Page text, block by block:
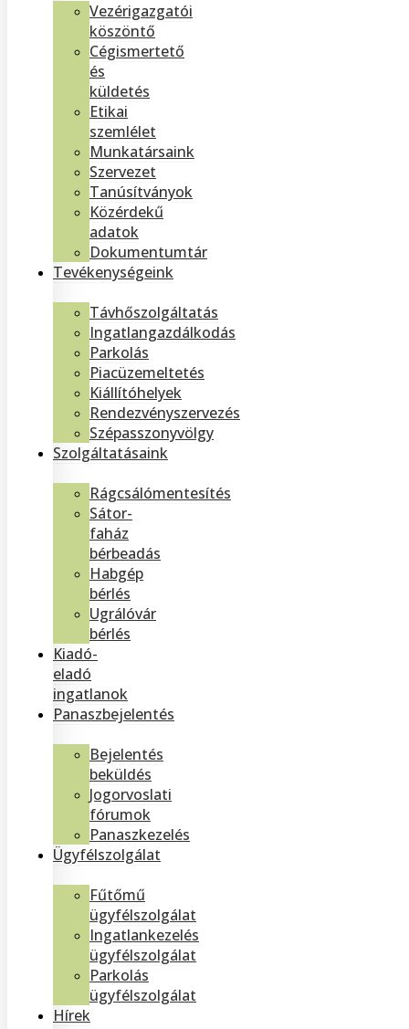
Vezérigazgatói
köszöntő
Cégismertető
és
küldetés
Etikai
szemlélet
Munkatársaink
Szervezet
Tanúsítványok
Közérdekű
adatok
Dokumentumtár
Tevékenységeink
Távhőszolgáltatás
Ingatlangazdálkodás
Parkolás
Piacüzemeltetés
Kiállítóhelyek
Rendezvényszervezés
Szépasszonyvölgy
Szolgáltatásaink
Rágcsálómentesítés
Sátor-
faház
bérbeadás
Habgép
bérlés
Ugrálóvár
bérlés
Kiadó-
eladó
ingatlanok
Panaszbejelentés
Bejelentés
beküldés
Jogorvoslati
fórumok
Panaszkezelés
Ügyfélszolgálat
Fűtőmű
ügyfélszolgálat
Ingatlankezelés
ügyfélszolgálat
Parkolás
ügyfélszolgálat
Hírek